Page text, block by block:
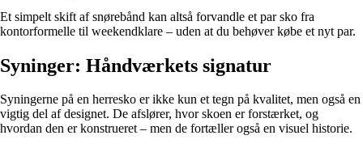
Et simpelt skift af snørebånd kan altså forvandle et par sko fra
kontorformelle til weekendklare – uden at du behøver købe et nyt par.
Syninger: Håndværkets signatur
Syningerne på en herresko er ikke kun et tegn på kvalitet, men også en
vigtig del af designet. De afslører, hvor skoen er forstærket, og
hvordan den er konstrueret – men de fortæller også en visuel historie.